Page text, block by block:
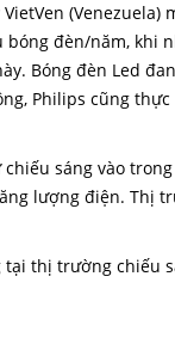
(Venezuela)
đèn/năm, khi
Bóng đèn Led
Philips cũng
sáng vào
lượng điện. Thị
thị trường chiếu